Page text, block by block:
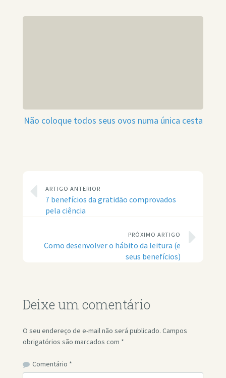
Não coloque todos seus ovos numa única cesta
ARTIGO ANTERIOR
7 benefícios da gratidão comprovados
pela ciência
PRÓXIMO ARTIGO
Como desenvolver o hábito da leitura (e
seus benefícios)
Deixe um comentário
O seu endereço de e-mail não será publicado. Campos
obrigatórios são marcados com *
Comentário *